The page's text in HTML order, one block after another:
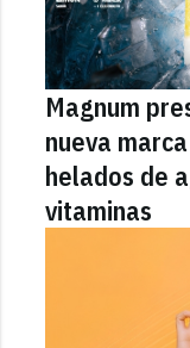
Magnum
nueva
helados de
vitaminas